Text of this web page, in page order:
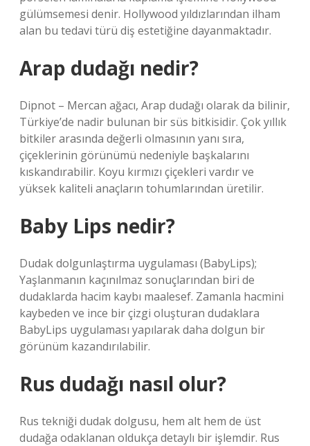
gülümsemesi denir. Hollywood yıldızlarından ilham
alan bu tedavi türü diş estetiğine dayanmaktadır.
Arap dudağı nedir?
Dipnot – Mercan ağacı, Arap dudağı olarak da bilinir,
Türkiye’de nadir bulunan bir süs bitkisidir. Çok yıllık
bitkiler arasında değerli olmasının yanı sıra,
çiçeklerinin görünümü nedeniyle başkalarını
kıskandırabilir. Koyu kırmızı çiçekleri vardır ve
yüksek kaliteli anaçların tohumlarından üretilir.
Baby Lips nedir?
Dudak dolgunlaştırma uygulaması (BabyLips);
Yaşlanmanın kaçınılmaz sonuçlarından biri de
dudaklarda hacim kaybı maalesef. Zamanla hacmini
kaybeden ve ince bir çizgi oluşturan dudaklara
BabyLips uygulaması yapılarak daha dolgun bir
görünüm kazandırılabilir.
Rus dudağı nasıl olur?
Rus tekniği dudak dolgusu, hem alt hem de üst
dudağa odaklanan oldukça detaylı bir işlemdir. Rus